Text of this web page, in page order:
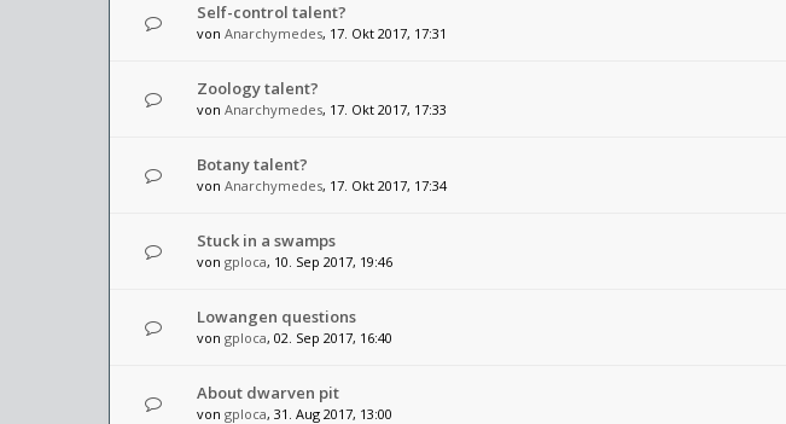
Self-control talent?
von Anarchymedes, 17. Okt 2017, 17:31
Zoology talent?
von Anarchymedes, 17. Okt 2017, 17:33
Botany talent?
von Anarchymedes, 17. Okt 2017, 17:34
Stuck in a swamps
von gploca, 10. Sep 2017, 19:46
Lowangen questions
von gploca, 02. Sep 2017, 16:40
About dwarven pit
von gploca, 31. Aug 2017, 13:00